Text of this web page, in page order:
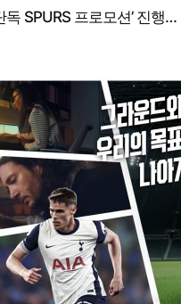
독 SPURS 프로모션’ 진